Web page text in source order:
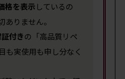
格を表示 しているの
ありません。
付きの「高品質リペ
も実使用も申し分なく